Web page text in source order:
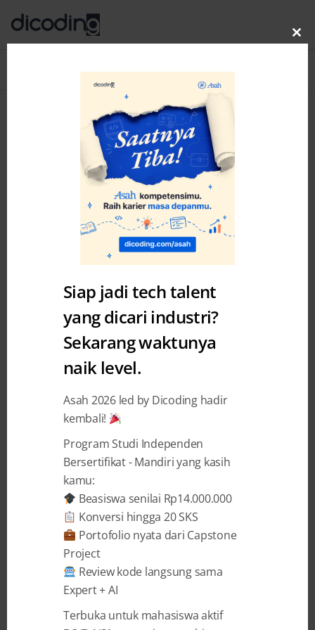
Daftar Bangkit 2021 – Siapkan
Karir di Perusahaan Teknologi
Terdepan
Mutiara Arumsari 9 December 2020
BAGIKAN
Daftar Bangkit 2021 – Siapkan Karir di
Perusahaan Teknologi Terdepan
Siap jadi tech talent
yang dicari industri?
Sekarang waktunya
naik level.
Asah 2026 led by Dicoding hadir
kembali!
Program Studi Independen
Bersertifikat - Mandiri yang kasih
kamu:
Beasiswa senilai Rp14.000.000
Konversi hingga 20 SKS
Portofolio nyata dari Capstone
Project
Review kode langsung sama
Expert + AI
Terbuka untuk mahasiswa aktif